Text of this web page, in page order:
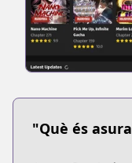
"Què és